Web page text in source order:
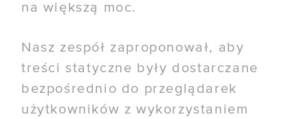
na większą moc.
Nasz zespół zaproponował, aby
treści statyczne były dostarczane
bezpośrednio do przeglądarek
użytkowników z wykorzystaniem